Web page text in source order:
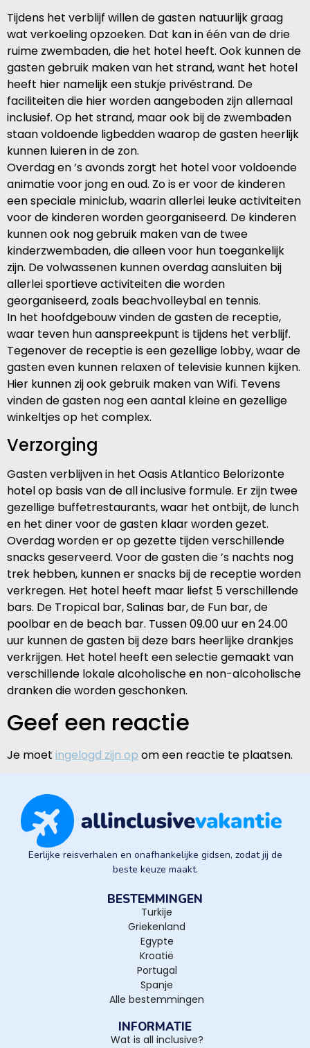
Tijdens het verblijf willen de gasten natuurlijk graag
wat verkoeling opzoeken. Dat kan in één van de drie
ruime zwembaden, die het hotel heeft. Ook kunnen de
gasten gebruik maken van het strand, want het hotel
heeft hier namelijk een stukje privéstrand. De
faciliteiten die hier worden aangeboden zijn allemaal
inclusief. Op het strand, maar ook bij de zwembaden
staan voldoende ligbedden waarop de gasten heerlijk
kunnen luieren in de zon.
Overdag en ’s avonds zorgt het hotel voor voldoende
animatie voor jong en oud. Zo is er voor de kinderen
een speciale miniclub, waarin allerlei leuke activiteiten
voor de kinderen worden georganiseerd. De kinderen
kunnen ook nog gebruik maken van de twee
kinderzwembaden, die alleen voor hun toegankelijk
zijn. De volwassenen kunnen overdag aansluiten bij
allerlei sportieve activiteiten die worden
georganiseerd, zoals beachvolleybal en tennis.
In het hoofdgebouw vinden de gasten de receptie,
waar teven hun aanspreekpunt is tijdens het verblijf.
Tegenover de receptie is een gezellige lobby, waar de
gasten even kunnen relaxen of televisie kunnen kijken.
Hier kunnen zij ook gebruik maken van Wifi. Tevens
vinden de gasten nog een aantal kleine en gezellige
winkeltjes op het complex.
Verzorging
Gasten verblijven in het Oasis Atlantico Belorizonte
hotel op basis van de all inclusive formule. Er zijn twee
gezellige buffetrestaurants, waar het ontbijt, de lunch
en het diner voor de gasten klaar worden gezet.
Overdag worden er op gezette tijden verschillende
snacks geserveerd. Voor de gasten die ’s nachts nog
trek hebben, kunnen er snacks bij de receptie worden
verkregen. Het hotel heeft maar liefst 5 verschillende
bars. De Tropical bar, Salinas bar, de Fun bar, de
poolbar en de beach bar. Tussen 09.00 uur en 24.00
uur kunnen de gasten bij deze bars heerlijke drankjes
verkrijgen. Het hotel heeft een selectie gemaakt van
verschillende lokale alcoholische en non-alcoholische
dranken die worden geschonken.
Geef een reactie
Je moet ingelogd zijn op om een reactie te plaatsen.
Eerlijke reisverhalen en onafhankelijke gidsen, zodat jij de
beste keuze maakt.
BESTEMMINGEN
Turkije
Griekenland
Egypte
Kroatië
Portugal
Spanje
Alle bestemmingen
INFORMATIE
Wat is all inclusive?